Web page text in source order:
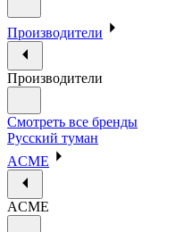
Производители
Производители
Смотреть все бренды
Русский туман
ACME
ACME